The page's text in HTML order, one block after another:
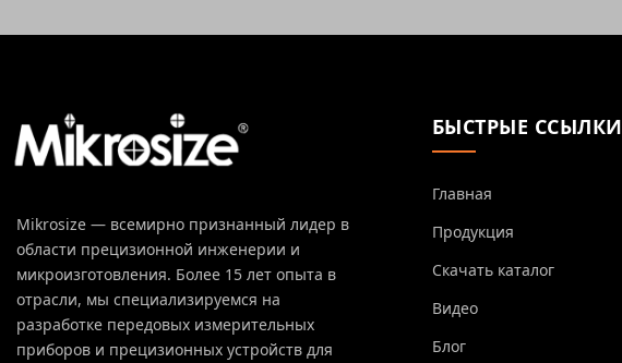
Mikrosize — всемирно признанный лидер в
области прецизионной инженерии и
микроизготовления. Более 15 лет опыта в
отрасли, мы специализируемся на
разработке передовых измерительных
приборов и прецизионных устройств для
БЫСТРЫЕ ССЫЛКИ
Главная
Продукция
Скачать каталог
Видео
Блог